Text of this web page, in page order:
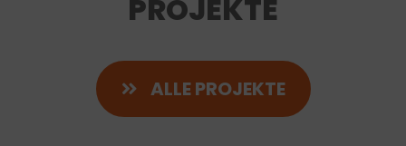
PROJEKTE
ALLE PROJEKTE